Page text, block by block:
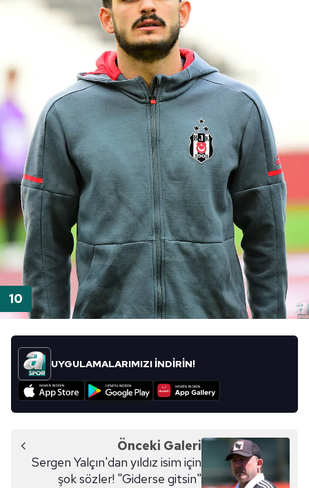
UYGULAMALARIMIZI İNDİRİN!
Önceki Galeri
Sergen Yalçın'dan yıldız isim için
şok sözler! "Giderse gitsin"